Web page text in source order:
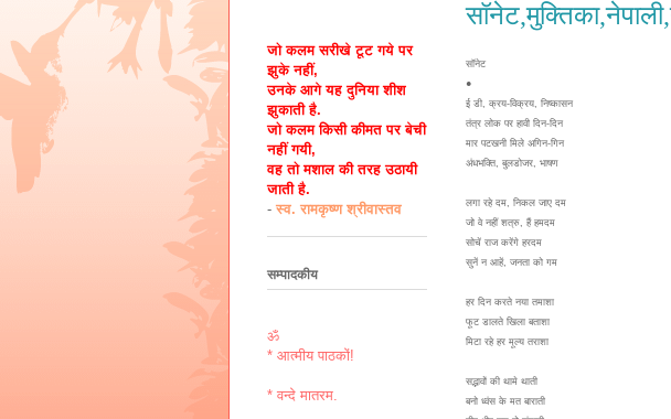
सॉनेट
●
ई डी, क्रय-विक्रय, निष्कासन
तंत्र लोक पर हावी दिन-दिन
मार पटखनी मिले अगिन-गिन
अंधभक्ति, बुलडोजर, भाषण
लगा रहे दम, निकल जाए दम
जो वे नहीं शत्रु, हैं हमदम
सोचें राज करेंगे हरदम
सुनें न आहें, जनता को गम
हर दिन करते नया तमाशा
फूट डालते खिला बताशा
मिटा रहे हर मूल्य तराशा
सद्भावों की थामे थाती
बनो ध्वंस के मत बाराती
जो कलम सरीखे टूट गये पर
झुके नहीं,
उनके आगे यह दुनिया शीश
झुकाती है.
जो कलम किसी कीमत पर बेची
नहीं गयी,
वह तो मशाल की तरह उठायी
जाती है.
- स्व. रामकृष्ण श्रीवास्तव
सम्पादकीय
ॐ
* आत्मीय पाठकों!
* वन्दे मातरम.